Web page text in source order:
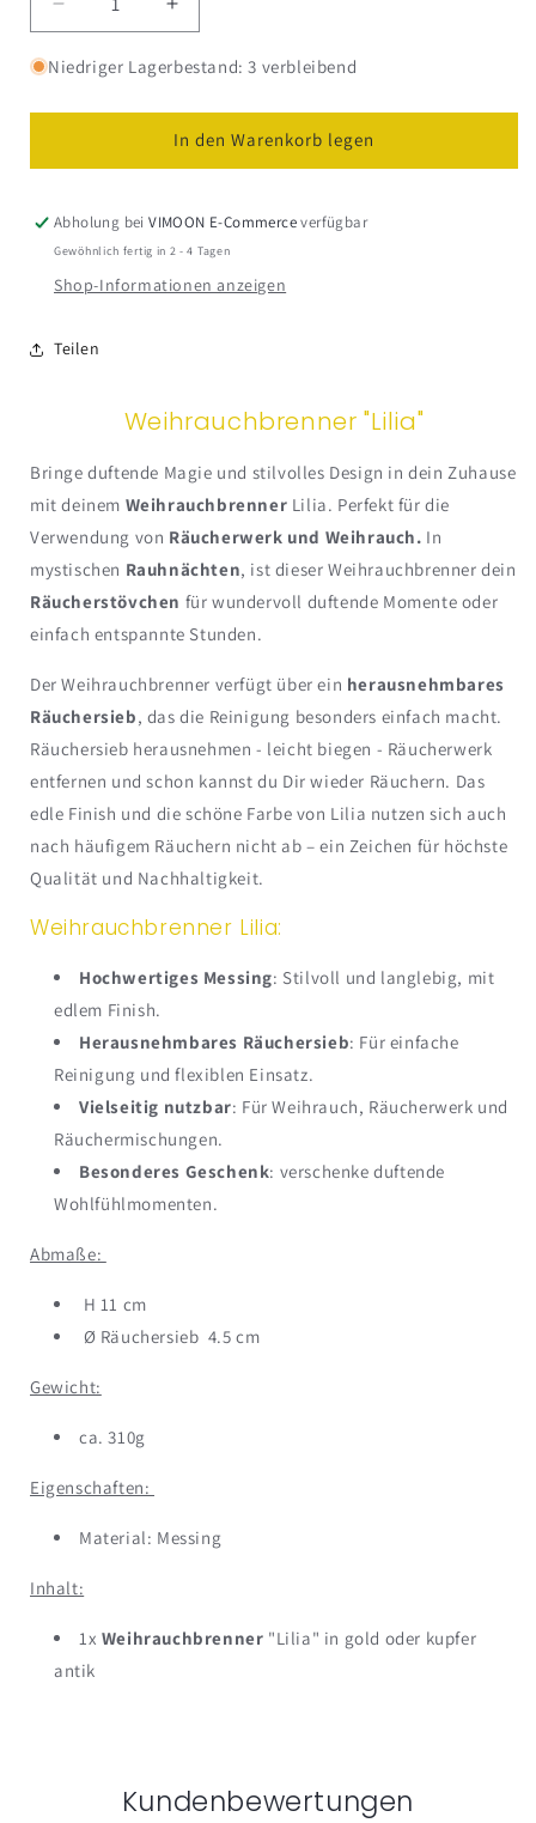
Verringere
die
Menge
Weihrauchbrenner
&quot;Lilia&quot;
Erhöhe
die
Menge
Weihrauchbrenner
&quot;Lilia&quot;
Niedriger Lagerbestand: 3 verbleibend
In den Warenkorb legen
Abholung beiVIMOON E-Commerceverfügbar
Gewöhnlich fertig in 2 - 4 Tagen
Shop-Informationen anzeigen
Teilen
Weihrauchbrenner "Lilia"
Bringe duftende Magie und stilvolles Design in dein Zuhause
mit deinem Weihrauchbrenner Lilia. Perfekt für die
Verwendung von Räucherwerk und Weihrauch. In
mystischen Rauhnächten, ist dieser Weihrauchbrenner dein
Räucherstövchen für wundervoll duftende Momente oder
einfach entspannte Stunden.
Der Weihrauchbrenner verfügt über ein herausnehmbares
Räuchersieb, das die Reinigung besonders einfach macht.
Räuchersieb herausnehmen - leicht biegen - Räucherwerk
entfernen und schon kannst du Dir wieder Räuchern. Das
edle Finish und die schöne Farbe von Lilia nutzen sich auch
nach häufigem Räuchern nicht ab – ein Zeichen für höchste
Qualität und Nachhaltigkeit.
Weihrauchbrenner Lilia:
Hochwertiges Messing: Stilvoll und langlebig, mit
edlem Finish.
Herausnehmbares Räuchersieb: Für einfache
Reinigung und flexiblen Einsatz.
Vielseitig nutzbar: Für Weihrauch, Räucherwerk und
Räuchermischungen.
Besonderes Geschenk: verschenke duftende
Wohlfühlmomenten.
Abmaße:
H 11 cm
Ø Räuchersieb 4.5 cm
Gewicht:
ca. 310g
Eigenschaften:
Material: Messing
Inhalt:
1x Weihrauchbrenner "Lilia" in gold oder kupfer
antik
Kundenbewertungen